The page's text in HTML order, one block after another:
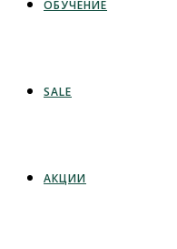
ОБУЧЕНИЕ
SALE
АКЦИИ